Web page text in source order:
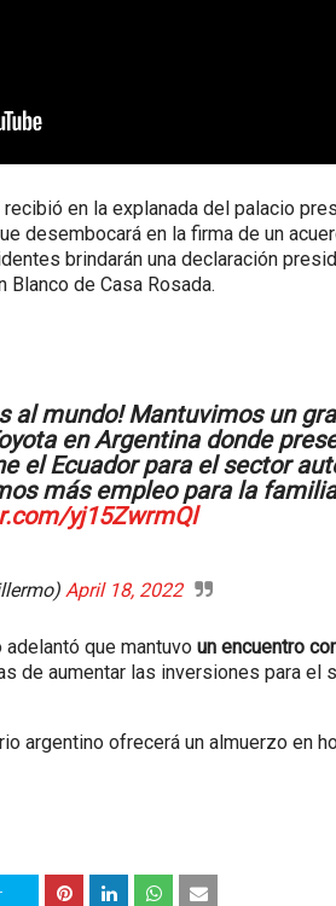
en la explanada del palacio
desembocará en la firma de un
brindarán una declaración
de Casa Rosada.
al mundo! Mantuvimos un
en Argentina donde
el Ecuador para el sector
más empleo para la
yj15ZwrmQl
April 18, 2022
que mantuvo un encuentro
de aumentar las inversiones para el
argentino ofrecerá un almuerzo en